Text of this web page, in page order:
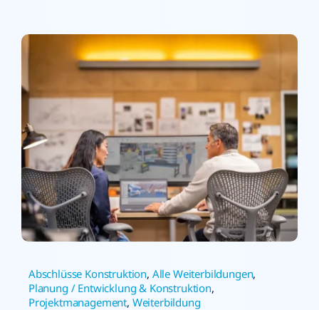
Abschlüsse Konstruktion, Alle Weiterbildungen,
Planung / Entwicklung & Konstruktion,
Projektmanagement, Weiterbildung